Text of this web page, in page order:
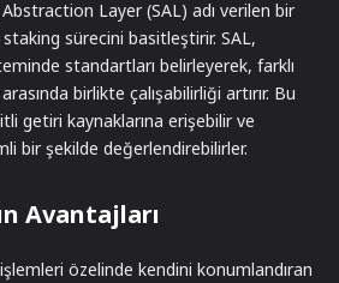
Layer (SAL) adı verilen bir
sürecini basitleştirir. SAL,
standartları belirleyerek, farklı
birlikte çalışabilirliği artırır. Bu
getiri kaynaklarına erişebilir ve
bir şekilde değerlendirebilirler.
Avantajları
özelinde kendini konumlandıran